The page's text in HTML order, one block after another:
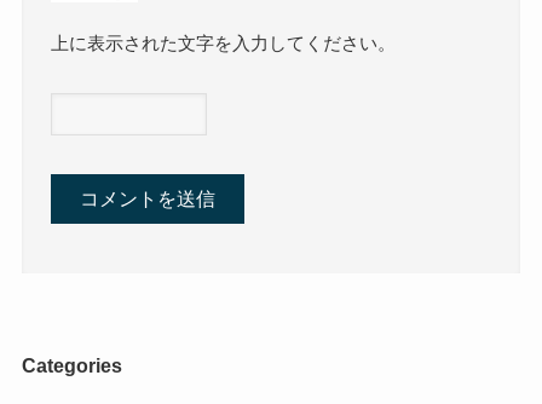
上に表示された文字を入力してください。
Categories